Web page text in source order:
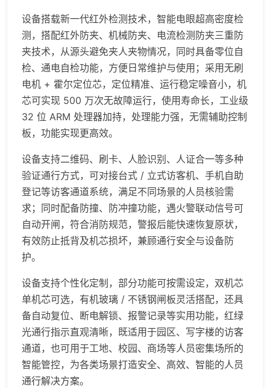
设备搭载新一代红外检测技术，智能电眼超高密度检
测，搭配红外防夹、机械防夹、电流检测防夹三重防
夹技术，从源头避免夹人夹物情况，同时具备零位自
检、通电自检功能，方便日常维护与使用；采用无刷
电机 + 霍尔定位芯，定位精准、运行稳定噪音小，机
芯可实现 500 万次无故障运行，使用寿命长，工业级
32 位 ARM 处理器加持，处理能力强，无需辅助控制
板，功能实现更高效。
设备支持二维码、刷卡、人脸识别、人证合一等多种
验证通行方式，可对接台式 / 立式访客机、手机自助
登记等访客通道系统，满足不同场景的人员核验需
求；同时配备防撞、防冲撞功能，遇火警联动信号可
自动开闸，符合消防规范，警报后能快速恢复原状，
有效防止抵背及机芯损坏，兼顾通行安全与设备防
护。
设备支持个性化定制，部分功能可按需设定，双机芯
单机芯可选，有机玻璃 / 不锈钢闸板灵活搭配，还具
备自动复位、断电解锁、报警记录等实用功能，红绿
光通行指示直观清晰，既适用于园区、写字楼的访客
通道，也可用于工地、校园、商场等人员密集场所的
智能管控，为各类场景打造安全、高效、智能的人员
通行解决方案。